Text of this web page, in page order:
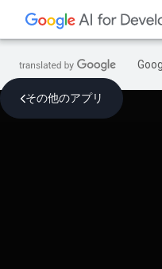
その他のアプリ